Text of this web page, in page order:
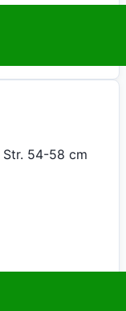
Str. 54-58 cm